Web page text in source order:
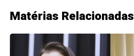
Matérias Relacionadas